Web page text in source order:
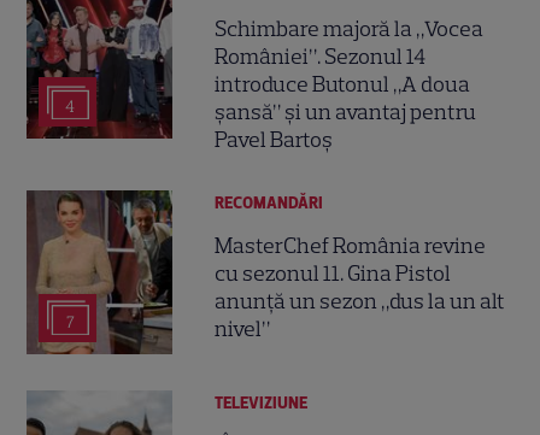
4
Schimbare majoră la „Vocea
României”. Sezonul 14
introduce Butonul „A doua
șansă” și un avantaj pentru
Pavel Bartoș
7
RECOMANDĂRI
MasterChef România revine
cu sezonul 11. Gina Pistol
anunță un sezon „dus la un alt
nivel”
TELEVIZIUNE